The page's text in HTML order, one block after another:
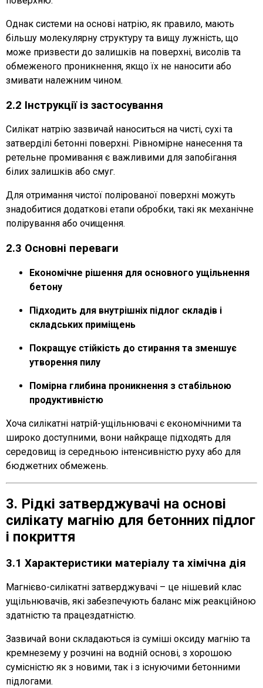
Однак системи на основі натрію, як правило, мають
більшу молекулярну структуру та вищу лужність, що
може призвести до залишків на поверхні, висолів та
обмеженого проникнення, якщо їх не наносити або
змивати належним чином.
2.2 Інструкції із застосування
Силікат натрію зазвичай наноситься на чисті, сухі та
затверділі бетонні поверхні. Рівномірне нанесення та
ретельне промивання є важливими для запобігання
білих залишків або смуг.
Для отримання чистої полірованої поверхні можуть
знадобитися додаткові етапи обробки, такі як механічне
полірування або очищення.
2.3 Основні переваги
Економічне рішення для основного ущільнення
бетону
Підходить для внутрішніх підлог складів і
складських приміщень
Покращує стійкість до стирання та зменшує
утворення пилу
Помірна глибина проникнення з стабільною
продуктивністю
Хоча силікатні натрій-ущільнювачі є економічними та
широко доступними, вони найкраще підходять для
середовищ із середньою інтенсивністю руху або для
бюджетних обмежень.
3. Рідкі затверджувачі на основі
силікату магнію для бетонних підлог
і покриття
3.1 Характеристики матеріалу та хімічна дія
Магнієво-силікатні затверджувачі – це нішевий клас
ущільнювачів, які забезпечують баланс між реакційною
здатністю та працездатністю.
Зазвичай вони складаються із суміші оксиду магнію та
кремнезему у розчині на водній основі, з хорошою
сумісністю як з новими, так і з існуючими бетонними
підлогами.